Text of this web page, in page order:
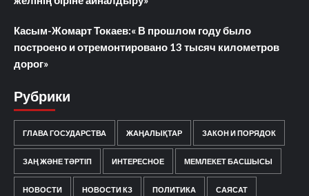
Касым-Жомарт Токаев:« В прошлом году было
построено и отремонтировано 13 тысяч километров
дорог»
Рубрики
ГЛАВА ГОСУДАРСТВА ЖАҢАЛЫҚТАР ЗАКОН И ПОРЯДОК
ЗАҢ ЖӘНЕ ТӘРТІП ИНТЕРЕСНОЕ МЕМЛЕКЕТ БАСШЫСЫ
НОВОСТИ НОВОСТИ КЗ ПОЛИТИКА САЯСАТ